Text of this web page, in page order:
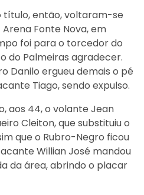
título, então, voltaram-se
Fonte Nova, em
foi para o torcedor do
do Palmeiras agradecer.
Danilo ergueu demais o pé
Tiago, sendo expulso.
aos 44, o volante Jean
Cleiton, que substituiu o
que o Rubro-Negro ficou
Willian José mandou
da área, abrindo o placar